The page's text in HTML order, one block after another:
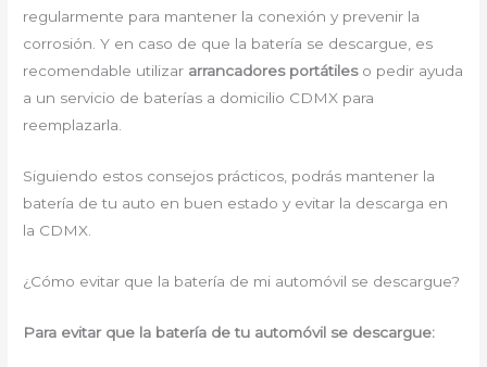
regularmente para mantener la conexión y prevenir la
corrosión. Y en caso de que la batería se descargue, es
recomendable utilizar arrancadores portátileso pedir ayuda
a un servicio de baterías a domicilio CDMX para
reemplazarla.
Siguiendo estos consejos prácticos, podrás mantener la
batería de tu auto en buen estado y evitar la descarga en
la CDMX.
¿Cómo evitar que la batería de mi automóvil se descargue?
Para evitar que la batería de tu automóvil se descargue: